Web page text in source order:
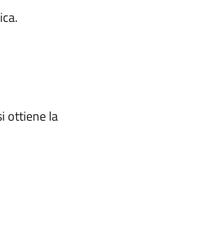
ottiene la